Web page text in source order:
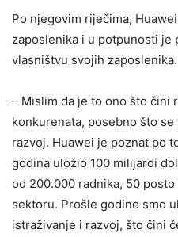
Po njegovim riječima,
zaposlenika i u potpunosti je
vlasništvu svojih zaposlenika.
– Mislim da je to ono što čini
konkurenata, posebno što
razvoj. Huawei je poznat po
godina uložio 100 milijardi
od 200.000 radnika, 50
sektoru. Prošle godine smo
istraživanje i razvoj, što čini